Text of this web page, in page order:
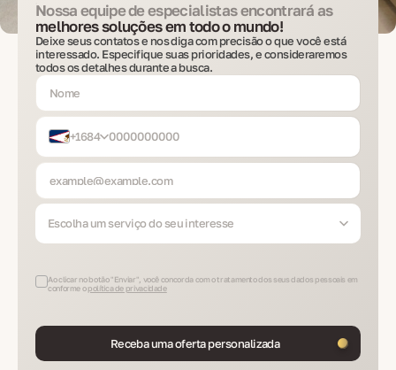
Nossa equipe de especialistas encontrará as
melhores soluções em todo o mundo!
Deixe seus contatos e nos diga com precisão o que você está
interessado. Especifique suas prioridades, e consideraremos
todos os detalhes durante a busca.
+1684
Escolha um serviço do seu interesse
Ao clicar no botão "Enviar", você concorda com o tratamento dos seus dados pessoais em
conforme o política de privacidade
Receba uma oferta personalizada